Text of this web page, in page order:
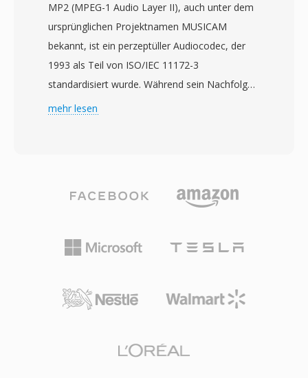
Lossless für bitgenaue Archivkompression und
WMA Voice für Sprachinhalte bei sehr niedrigen
Bitraten. Die tiefe Integration in Windows,
Jahren einen starken Verbreitungsvorteil, und
Dekodierung werden nativ von Windows
gehandhabt, ohne dass Drittanbieter-Software
Rechner erforderlich ist. Die
durch Bibliotheken wie FFmpeg und GStreamer
verbessert, obwohl WMA auf Nicht-Microsoft-
MP3 oder AAC. Das Format findet sich noch in
MP2 (MPEG-1 Audio Layer II), auch unter dem
ursprünglichen Projektnamen MUSICAM
bekannt, ist ein perzeptüller Audiocodec, der
1993 als Teil von ISO/IEC 11172-3
standardisiert wurde. Während sein Nachfolger
MP3 die Aufmerksamkeit der Verbraucher auf
wendet ein psychoakustisches Modell zur
quantisiert sowie Huffman-kodiert jedes
Subband entsprechend. Typische
Stereo und erzielen transparente Qualität bei
Eigenschaften erklären, warum DVB-
mehr lesen